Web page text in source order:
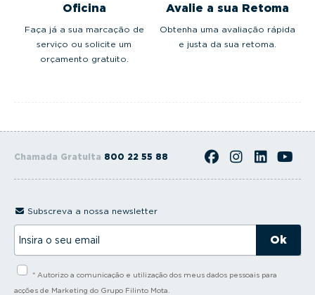
Oficina
Faça já a sua marcação de
serviço ou solicite um
orçamento gratuito.
Avalie a sua Retoma
Obtenha uma avaliação rápida
e justa da sua retoma.
Chamada Gratuita 800 22 55 88
Subscreva a nossa newsletter
s
* Autorizo a comunicação e utilização dos meus dados pessoais para
acções de Marketing do Grupo Filinto Mota.